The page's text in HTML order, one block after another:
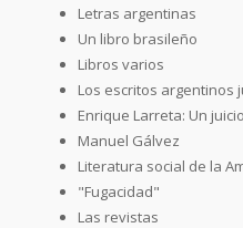
Letras argentinas
Un libro brasileño
Libros varios
Los escritos argentinos
Enrique Larreta: Un
Manuel Gálvez
Literatura social de la
"Fugacidad"
Las revistas